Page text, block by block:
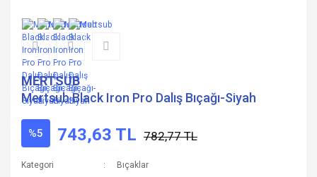
MERTSUB
Mertsub Black Iron Pro Dalış Bıçağı-Siyah
%5 743,63 TL 782,77 TL
Kategori
Bıçaklar